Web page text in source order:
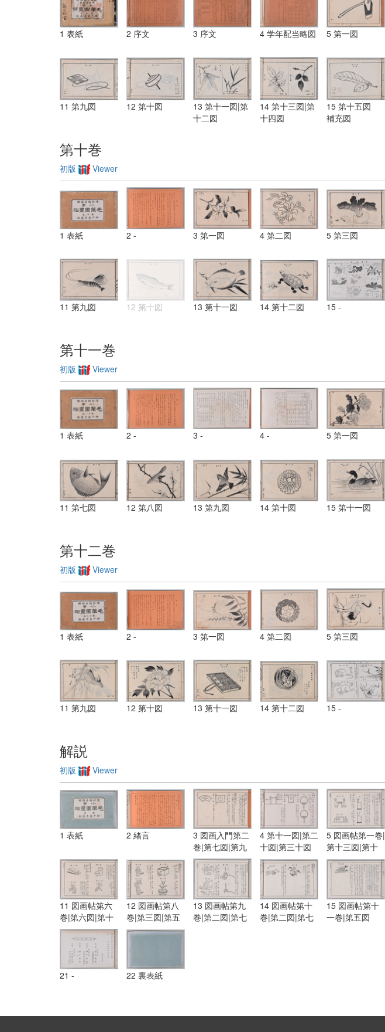
1 表紙 2 序文 3 序文 4 学年配当略図 5 第一図
11 第九図 12 第十図
13 第十一図|第
十二図
14 第十三図|第
十四図
15 第十五図
補充図
第十巻
初版 Viewer
1 表紙 2 - 3 第一図 4 第二図 5 第三図
11 第九図 12 第十図 13 第十一図 14 第十二図 15 -
第十一巻
初版 Viewer
1 表紙 2 - 3 - 4 - 5 第一図
11 第七図 12 第八図 13 第九図 14 第十図 15 第十一図
第十二巻
初版 Viewer
1 表紙 2 - 3 第一図 4 第二図 5 第三図
11 第九図 12 第十図 13 第十一図 14 第十二図 15 -
解説
初版 Viewer
1 表紙 2 緒言
3 図画入門第二
巻|第七図|第九
図
4 第十一図|第二
十図|第三十図
5 図画帖第一巻|
第十三図|第十
五図|第十六図
11 図画帖第六
巻|第六図|第十
三図|図画帖第
七巻|第三図|第
六図
12 図画帖第八
巻|第三図|第五
図|第九図|第十
13 図画帖第九
巻|第二図|第七
14 図画帖第十
巻|第二図|第七
15 図画帖第十
一巻|第五図
21 - 22 裏表紙